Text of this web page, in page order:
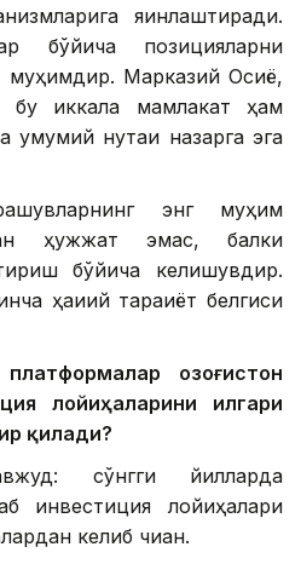
яқинлаштиради.
бўйича позицияларни
муҳимдир. Марказий Осиё,
бу иккала мамлакат ҳам
нуқтаи назарга эга
энг муҳим
ҳужжат эмас, балки
бўйича келишувдир.
ҳақиқий тараққиёт белгиси
Қозоғистон
лойиҳаларини илгари
қилади?
сўнгги йилларда
инвестиция лойиҳалари
келиб чиққан.